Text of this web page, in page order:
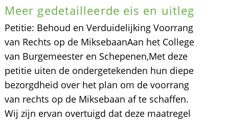
Meer gedetailleerde eis en uitleg
​Petitie: Behoud en Verduidelijking Voorrang
van Rechts op de Miksebaan ​Aan het College
van Burgemeester en Schepenen, ​Met deze
petitie uiten de ondergetekenden hun diepe
bezorgdheid over het plan om de voorrang
van rechts op de Miksebaan af te schaffen.
Wij zijn ervan overtuigd dat deze maatregel